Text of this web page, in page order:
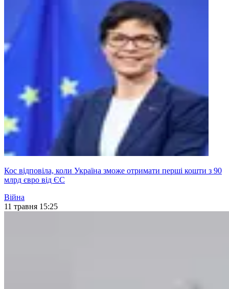
Кос відповіла, коли Україна зможе отримати перші кошти з 90
млрд євро від ЄС
Війна
11 травня 15:25